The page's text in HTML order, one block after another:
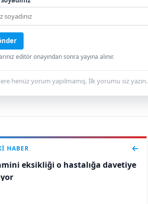
editör onayından sonra yayına alınır.
henüz yorum yapılmamış. İlk yorumu siz yazın.
HABER
eksikliği o hastalığa davetiye